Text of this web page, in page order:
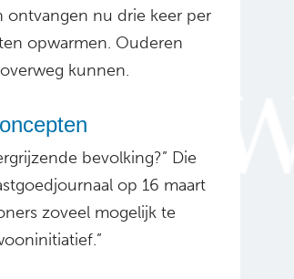
ontvangen nu drie keer per
opwarmen. Ouderen
kunnen.
bevolking?” Die
op 16 maart
zoveel mogelijk te